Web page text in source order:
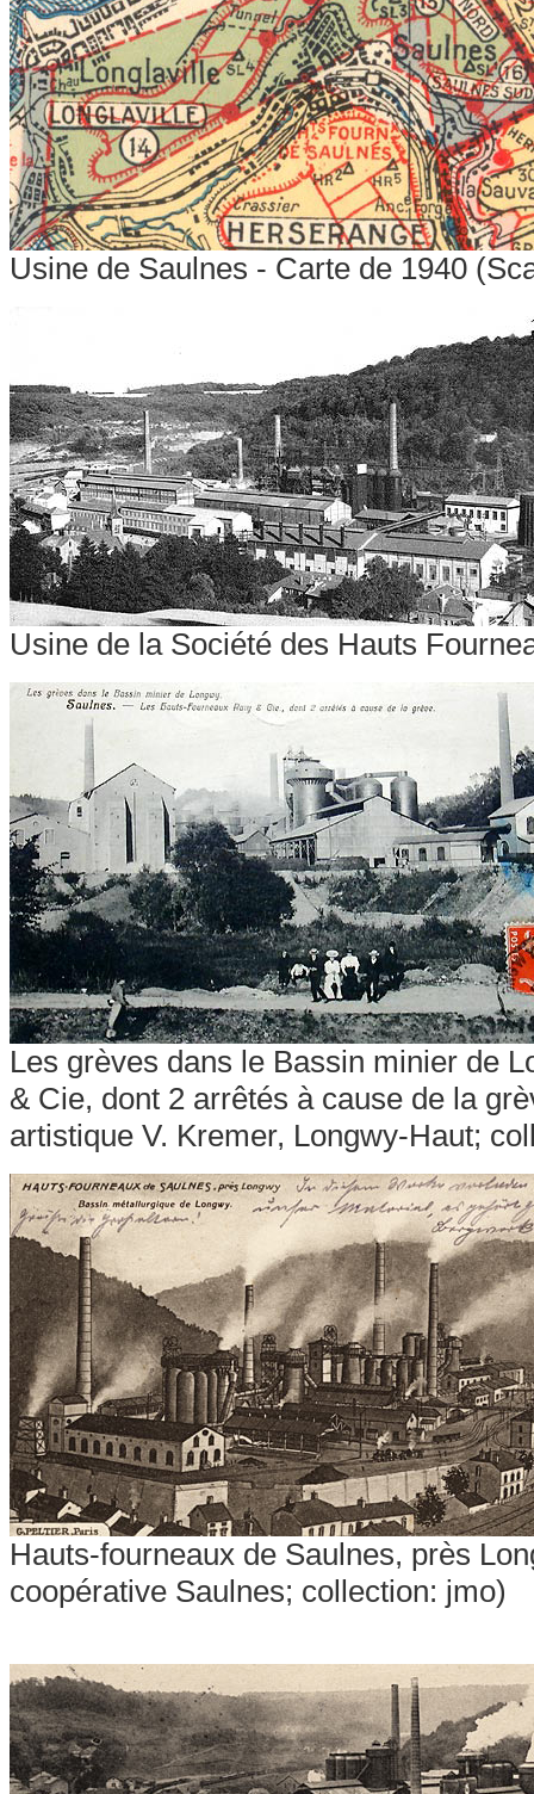
Usine de Saulnes - Carte de 1940
Usine de la Société des Hauts
Les grèves dans le Bassin minier de
& Cie, dont 2 arrêtés à cause de la
artistique V. Kremer, Longwy-Haut;
Hauts-fourneaux de Saulnes, près
coopérative Saulnes; collection: jmo)